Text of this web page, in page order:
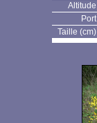
Altitude
Port
Taille (cm)